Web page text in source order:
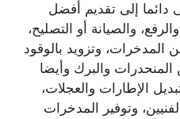
إلى تقديم أفضل
والصيانة أو التصليح،
وتزويد بالوقود
والبرك وأيضا
الإطارات والعجلات،
وتوفير المدخرات